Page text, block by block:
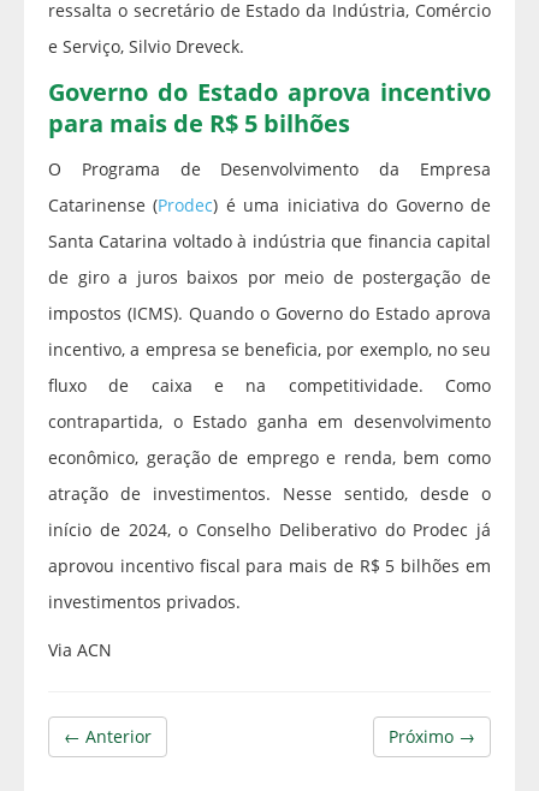
ressalta o secretário de Estado da Indústria, Comércio
e Serviço, Silvio Dreveck.
Governo do Estado aprova incentivo
para mais de R$ 5 bilhões
O Programa de Desenvolvimento da Empresa
Catarinense (Prodec) é uma iniciativa do Governo de
Santa Catarina voltado à indústria que financia capital
de giro a juros baixos por meio de postergação de
impostos (ICMS). Quando o Governo do Estado aprova
incentivo, a empresa se beneficia, por exemplo, no seu
fluxo de caixa e na competitividade. Como
contrapartida, o Estado ganha em desenvolvimento
econômico, geração de emprego e renda, bem como
atração de investimentos. Nesse sentido, desde o
início de 2024, o Conselho Deliberativo do Prodec já
aprovou incentivo fiscal para mais de R$ 5 bilhões em
investimentos privados.
Via ACN
Próximo →
← Anterior